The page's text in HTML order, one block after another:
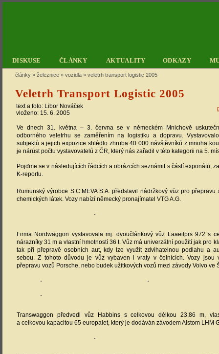
DISKUSE ČLÁNKY AKTUALITY ODKAZY
články » železnice » vozidla » veletrh transport logistic 2005
Veletrh Transport Logistic 2005
text a foto: Libor Nováček
vloženo: 15. 6. 2005
Ve dnech 31. května – 3. června se v německém Mnichově
odborného veletrhu se zaměřením na logistiku a dopravu.
subjektů a jejich expozice shlédlo zhruba 40 000 návštěvníků z mnoha
je nárůst počtu vystavovatelů z ČR, který nás zařadil v této kategorii na 5.
Pojďme se v následujících řádcích a obrázcích seznámit s částí exponátů,
K-reportu.
Rumunský výrobce S.C.MEVA S.A. představil nádržkový vůz pro přepravu
chemických látek. Vozy nabízí německý pronajímatel VTG A.G.
Firma Nordwaggon vystavovala mj. dvoučlánkový vůz Laaeilprs 972 s
nárazníky 31 m a vlastní hmotností 36 t. Vůz má univerzální použití jak pro
tak při přepravě osobních aut, kdy lze využít zdvihatelnou podlahu a
sebou. Z tohoto důvodu je vůz vybaven i vraty v čelnících. Vozy jsou
přepravu vozů Porsche, nebo budek užitkových vozů mezi závody Volvo ve
Transwaggon předvedl vůz Habbins s celkovou délkou 23,86 m,
a celkovou kapacitou 65 europalet, který je dodáván závodem Alstom LHM